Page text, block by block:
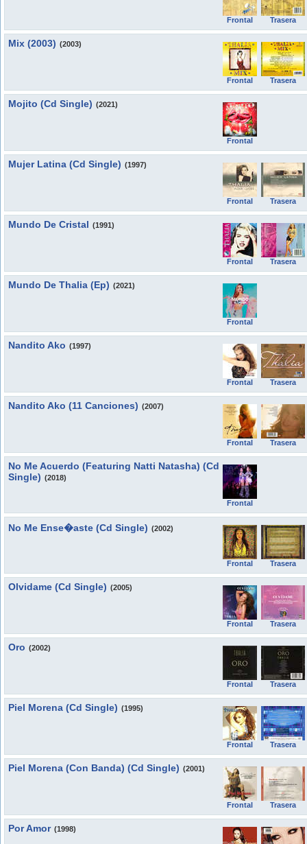
Frontal Trasera
Mix (2003) (2003)
Frontal Trasera
Mojito (Cd Single) (2021)
Frontal
Mujer Latina (Cd Single) (1997)
Frontal Trasera
Mundo De Cristal (1991)
Frontal Trasera
Mundo De Thalia (Ep) (2021)
Frontal
Nandito Ako (1997)
Frontal Trasera
Nandito Ako (11 Canciones) (2007)
Frontal Trasera
No Me Acuerdo (Featuring Natti Natasha) (Cd
Single) (2018)
Frontal
No Me Ense�aste (Cd Single) (2002)
Frontal Trasera
Olvidame (Cd Single) (2005)
Frontal Trasera
Oro (2002)
Frontal Trasera
Piel Morena (Cd Single) (1995)
Frontal Trasera
Piel Morena (Con Banda) (Cd Single) (2001)
Frontal Trasera
Por Amor (1998)